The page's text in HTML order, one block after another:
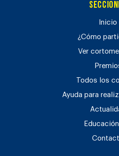
Inicio
¿Cómo
Ver
Todos los
Ayuda para
Educación